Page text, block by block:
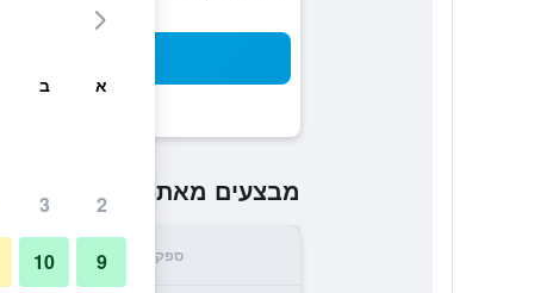
מבצעים מאת₪234
ספק
א ב
2
3
9
10